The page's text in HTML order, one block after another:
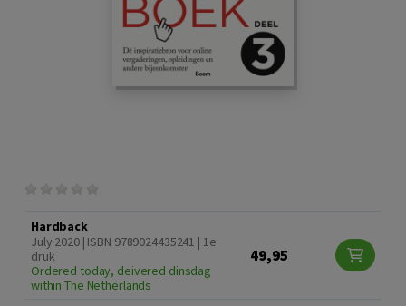
Hardback
July 2020 | ISBN 9789024435241 | 1e
druk
Ordered today, deivered dinsdag
within The Netherlands
49,95